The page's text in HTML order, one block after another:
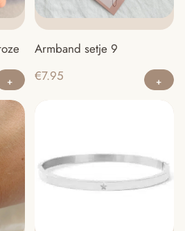
Dit
heeft
meerdere
Deze
optie
kan
gekozen
Armband setje 9
€7.95